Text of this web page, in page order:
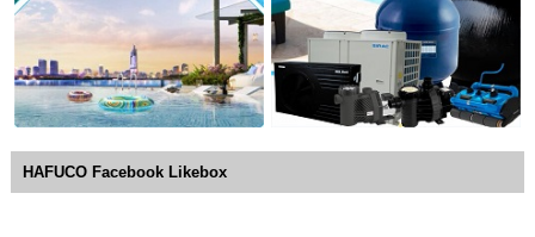
HAFUCO Facebook Likebox